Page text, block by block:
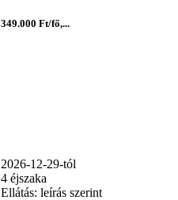
349.000 Ft/fő,...
2026-12-29-tól
4 éjszaka
Ellátás: leírás szerint